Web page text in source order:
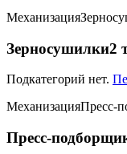
Механизация
Зерносушилки2
Подкатегорий нет.
МеханизацияПресс-
Пресс-